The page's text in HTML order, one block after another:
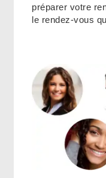
préparer votre
le rendez-vous